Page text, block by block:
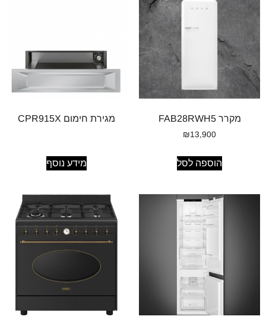
מקרר FAB28RWH5
₪13,900
הוספה לסל
מגירת חימום CPR915X
מידע נוסף